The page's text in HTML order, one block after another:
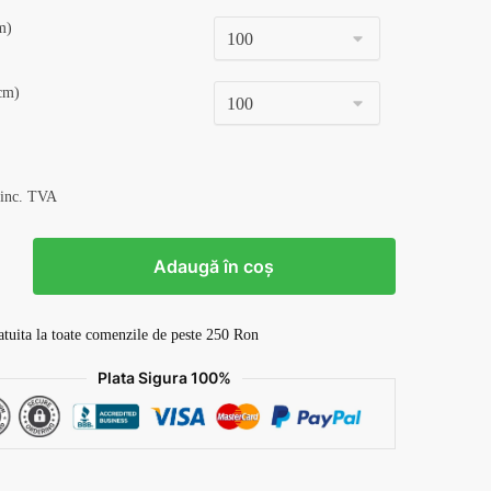
TVA
Adaugă în coș
la toate comenzile de peste 250 Ron
Plata Sigura 100%